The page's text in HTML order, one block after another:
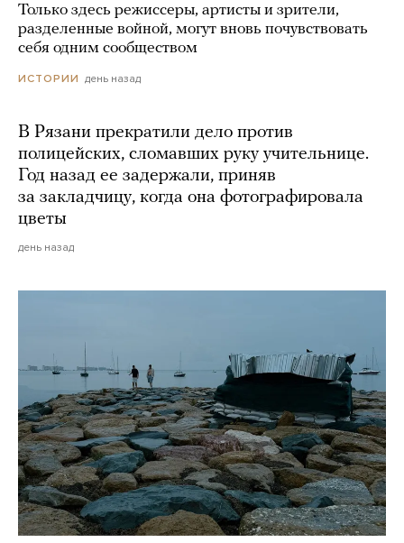
Только здесь режиссеры, артисты и зрители,
разделенные войной, могут вновь почувствовать
себя одним сообществом
ИСТОРИИ день назад
В Рязани прекратили дело против
полицейских, сломавших руку учительнице.
Год назад ее задержали, приняв
за закладчицу, когда она фотографировала
цветы
день назад